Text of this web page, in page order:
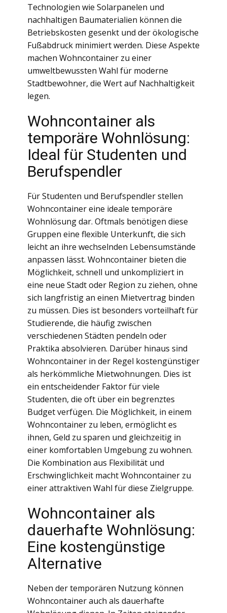
Technologien wie Solarpanelen und
nachhaltigen Baumaterialien können die
Betriebskosten gesenkt und der ökologische
Fußabdruck minimiert werden. Diese Aspekte
machen Wohncontainer zu einer
umweltbewussten Wahl für moderne
Stadtbewohner, die Wert auf Nachhaltigkeit
legen.
Wohncontainer als
temporäre Wohnlösung:
Ideal für Studenten und
Berufspendler
Für Studenten und Berufspendler stellen
Wohncontainer eine ideale temporäre
Wohnlösung dar. Oftmals benötigen diese
Gruppen eine flexible Unterkunft, die sich
leicht an ihre wechselnden Lebensumstände
anpassen lässt. Wohncontainer bieten die
Möglichkeit, schnell und unkompliziert in
eine neue Stadt oder Region zu ziehen, ohne
sich langfristig an einen Mietvertrag binden
zu müssen. Dies ist besonders vorteilhaft für
Studierende, die häufig zwischen
verschiedenen Städten pendeln oder
Praktika absolvieren. Darüber hinaus sind
Wohncontainer in der Regel kostengünstiger
als herkömmliche Mietwohnungen. Dies ist
ein entscheidender Faktor für viele
Studenten, die oft über ein begrenztes
Budget verfügen. Die Möglichkeit, in einem
Wohncontainer zu leben, ermöglicht es
ihnen, Geld zu sparen und gleichzeitig in
einer komfortablen Umgebung zu wohnen.
Die Kombination aus Flexibilität und
Erschwinglichkeit macht Wohncontainer zu
einer attraktiven Wahl für diese Zielgruppe.
Wohncontainer als
dauerhafte Wohnlösung:
Eine kostengünstige
Alternative
Neben der temporären Nutzung können
Wohncontainer auch als dauerhafte